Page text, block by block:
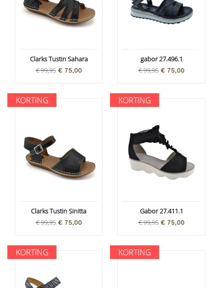
Clarks Tustin Sahara
€ 99,95 € 75,00
gabor 27.496.1
€ 99,95 € 75,00
KORTING
Clarks Tustin Sinitta
€ 99,95 € 75,00
KORTING
Gabor 27.411.1
€ 99,95 € 75,00
KORTING KORTING